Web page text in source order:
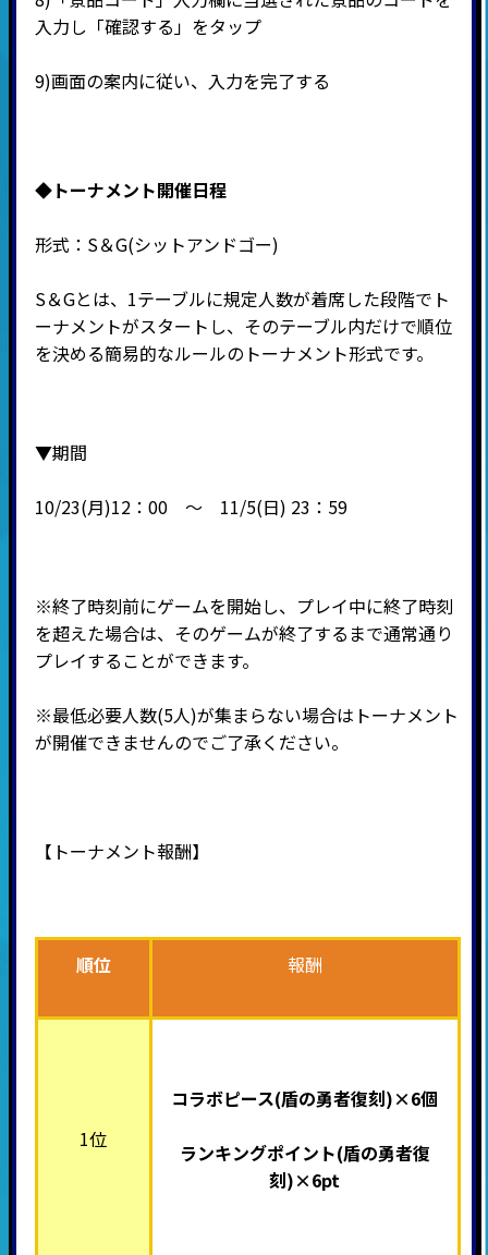
入力し「確認する」をタップ
9)画面の案内に従い、入力を完了する
◆トーナメント開催日程
形式： S＆G(シットアンドゴー)
S＆Gとは、1テーブルに規定人数が着席した段階でト
ーナメントがスタートし、そのテーブル内だけで順位
を決める簡易的なルールのトーナメント形式です。
▼期間
10/23(月)12：00 ～ 11/5(日) 23：59
※終了時刻前にゲームを開始し、プレイ中に終了時刻
を超えた場合は、そのゲームが終了するまで通常通り
プレイすることができます。
※最低必要人数(5人)が集まらない場合はトーナメント
が開催できませんのでご了承ください。
【トーナメント報酬】
順位 報酬
1位
コラボピース(盾の勇者復刻)×6個
ランキングポイント(盾の勇者復
刻)×6pt